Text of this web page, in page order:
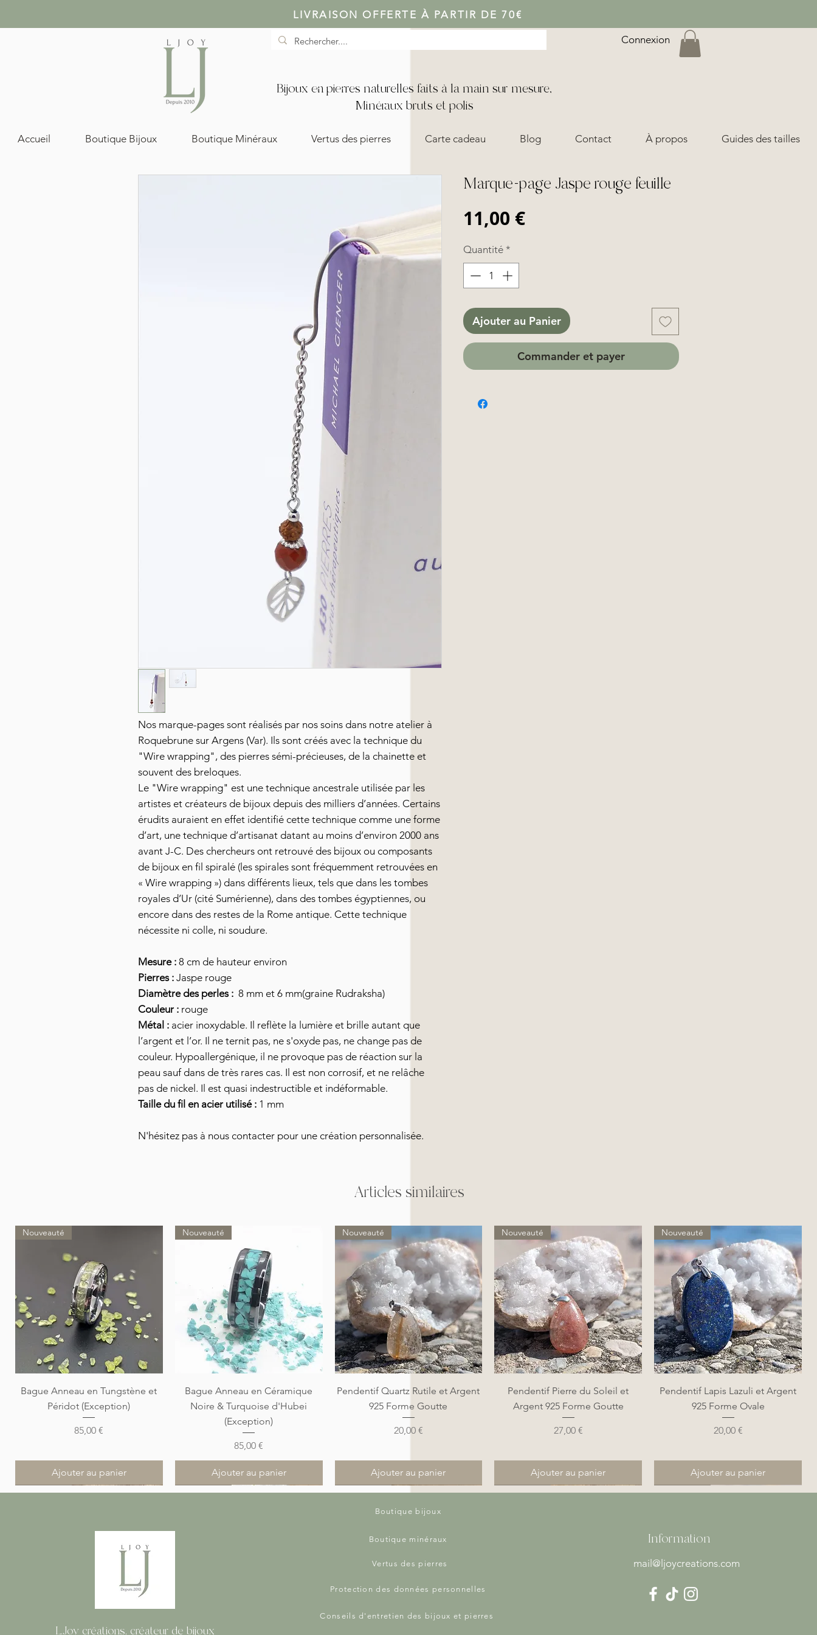
LIVRAISON OFFERTE À PARTIR DE 70€
Connexion
Bijoux en pierres naturelles faits à la main sur mesure,
Minéraux bruts et polis
Accueil Boutique Bijoux Boutique Minéraux Vertus des pierres Carte cadeau Blog Contact À propos Guides des tailles
Nos marque-pages sont réalisés par nos soins dans notre atelier à
Roquebrune sur Argens (Var). Ils sont créés avec la technique du
"Wire wrapping", des pierres sémi-précieuses, de la chainette et
souvent des breloques.
Le "Wire wrapping" est une technique ancestrale utilisée par les
artistes et créateurs de bijoux depuis des milliers d’années. Certains
érudits auraient en effet identifié cette technique comme une forme
d’art, une technique d’artisanat datant au moins d’environ 2000 ans
avant J-C. Des chercheurs ont retrouvé des bijoux ou composants
de bijoux en fil spiralé (les spirales sont fréquemment retrouvées en
« Wire wrapping ») dans différents lieux, tels que dans les tombes
royales d’Ur (cité Sumérienne), dans des tombes égyptiennes, ou
encore dans des restes de la Rome antique. Cette technique
nécessite ni colle, ni soudure.
Mesure : 8 cm de hauteur environ
Pierres : Jaspe rouge
Diamètre des perles : 8 mm et 6 mm(graine Rudraksha)
Couleur : rouge
Métal : acier inoxydable. Il reflète la lumière et brille autant que
l’argent et l’or. Il ne ternit pas, ne s'oxyde pas, ne change pas de
couleur. Hypoallergénique, il ne provoque pas de réaction sur la
peau sauf dans de très rares cas. Il est non corrosif, et ne relâche
pas de nickel. Il est quasi indestructible et indéformable.
Taille du fil en acier utilisé : 1 mm
N'hésitez pas à nous contacter pour une création personnalisée.
Marque-page Jaspe rouge feuille
11,00 €Prix
Quantité *
Ajouter au Panier
Commander et payer
Articles similaires
Aperçu rapide
Nouveauté
Bague Anneau en Tungstène et
Péridot (Exception)
Prix
85,00 €
Ajouter au panier
Aperçu rapide
Nouveauté
Bague Anneau en Céramique
Noire & Turquoise d'Hubei
(Exception)
Prix
85,00 €
Ajouter au panier
Aperçu rapide
Nouveauté
Pendentif Quartz Rutile et Argent
925 Forme Goutte
Prix
20,00 €
Ajouter au panier
Aperçu rapide
Nouveauté
Pendentif Pierre du Soleil et
Argent 925 Forme Goutte
Prix
27,00 €
Ajouter au panier
Aperçu rapide
Nouveauté
Pendentif Lapis Lazuli et Argent
925 Forme Ovale
Prix
20,00 €
Ajouter au panier
Nouveauté Nouveauté Nouveauté Nouveauté Nouveauté
Nouveauté Nouveauté Nouveauté Nouveauté Nouveauté
Nouveauté
L.Joy créations, créateur de bijoux
Boutique bijoux
Boutique minéraux
Vertus des pierres
Protection des données personnelles
Conseils d'entretien des bijoux et pierres
Information
mail@ljoycreations.com